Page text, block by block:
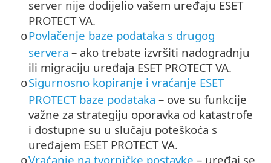
server nije dodijelio vašem uređaju ESET
PROTECT VA.
oPovlačenje baze podataka s drugog
servera – ako trebate izvršiti nadogradnju
ili migraciju uređaja ESET PROTECT VA.
oSigurnosno kopiranje i vraćanje ESET
PROTECT baze podataka – ove su funkcije
važne za strategiju oporavka od katastrofe
i dostupne su u slučaju poteškoća s
uređajem ESET PROTECT VA.
Vraćanje na tvorničke postavke – uređaj se